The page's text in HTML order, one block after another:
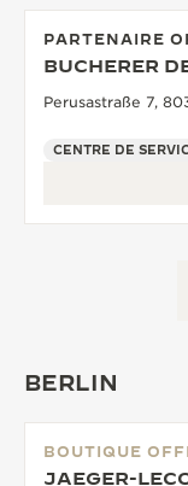
PARTENAIRE
BUCHERER
Perusastraße 7,
CENTRE DE
BERLIN
BOUTIQUE
JAEGER-